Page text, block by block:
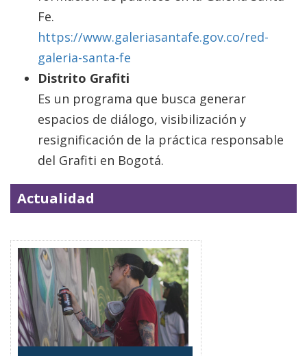
Fe.
https://www.galeriasantafe.gov.co/red-
galeria-santa-fe
Distrito Grafiti
Es un programa que busca generar
espacios de diálogo, visibilización y
resignificación de la práctica responsable
del Grafiti en Bogotá.
Actualidad